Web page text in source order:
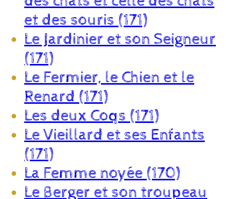
et des souris (171)
Le Jardinier et son Seigneur
(171)
Le Fermier, le Chien et le
Renard (171)
Les deux Coqs (171)
Le Vieillard et ses Enfants
(171)
La Femme noyée (170)
Le Berger et son troupeau